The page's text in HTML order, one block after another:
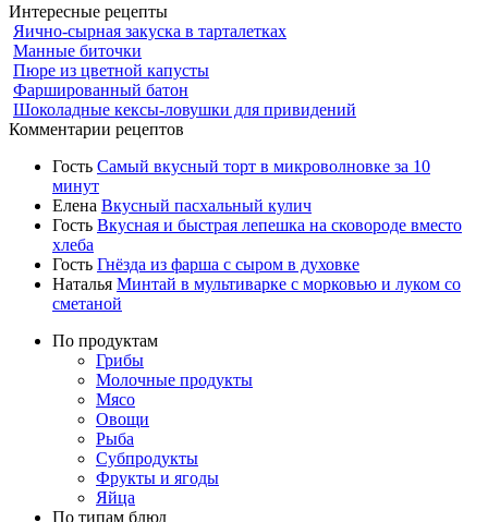
Интересные рецепты
Яично-сырная закуска в тарталетках
Манные биточки
Пюре из цветной капусты
Фаршированный батон
Шоколадные кексы-ловушки для привидений
Комментарии рецептов
Гость Самый вкусный торт в микроволновке за 10
минут
Елена Вкусный пасхальный кулич
Гость Вкусная и быстрая лепешка на сковороде вместо
хлеба
Гость Гнёзда из фарша с сыром в духовке
Наталья Минтай в мультиварке с морковью и луком со
сметаной
По продуктам
Грибы
Молочные продукты
Мясо
Овощи
Рыба
Субпродукты
Фрукты и ягоды
Яйца
По типам блюд